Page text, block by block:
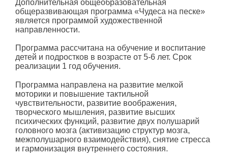
Дополнительная общеобразовательная
общеразвивающая программа «Чудеса на песке»
является программой художественной
направленности.
Программа рассчитана на обучение и воспитание
детей и подростков в возрасте от 5-6 лет. Срок
реализации 1 год обучения.
Программа направлена на развитие мелкой
моторики и повышение тактильной
чувствительности, развитие воображения,
творческого мышления, развитие высших
психических функций, развитие двух полушарий
головного мозга (активизацию структур мозга,
межполушарного взаимодействия), снятие стресса
и гармонизация внутреннего состояния.